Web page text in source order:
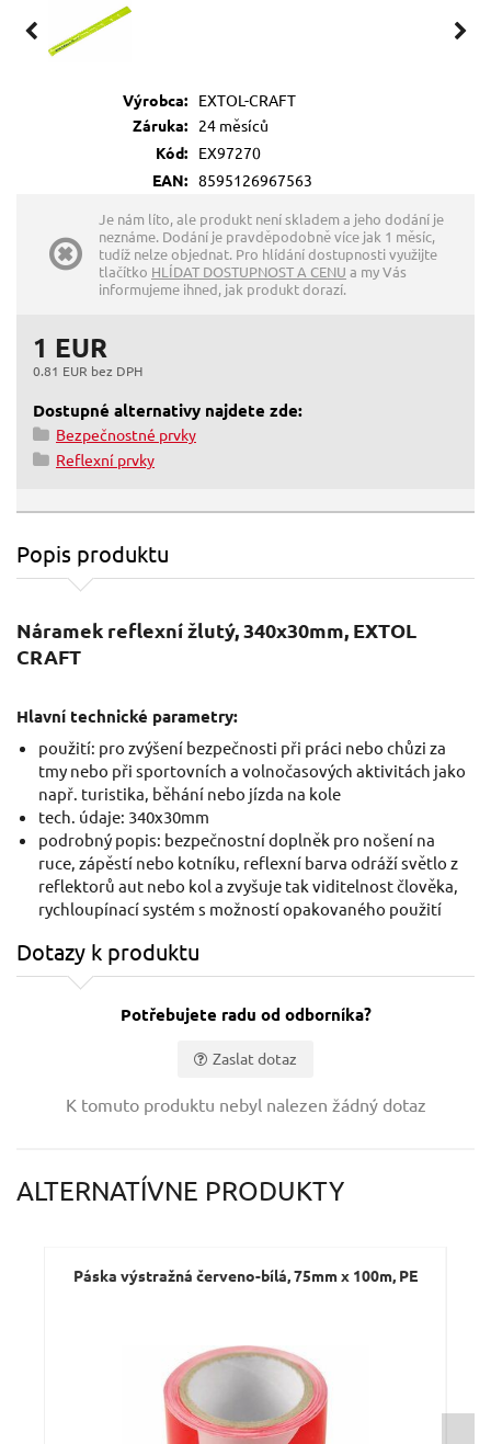
Výrobca:
EXTOL-CRAFT
Záruka:
24 měsíců
Kód:
EX97270
EAN: 8595126967563
Je nám líto, ale produkt není skladem a jeho dodání je
neznáme. Dodání je pravděpodobně více jak 1 měsíc,
tudíž nelze objednat. Pro hlídání dostupnosti využijte
tlačítko HLÍDAT DOSTUPNOST A CENU a my Vás
informujeme ihned, jak produkt dorazí.
1 EUR
0.81 EUR bez DPH
Dostupné alternativy najdete zde:
Bezpečnostné prvky
Reflexní prvky
Popis produktu
Náramek reflexní žlutý, 340x30mm, EXTOL
CRAFT
Hlavní technické parametry:
použití: pro zvýšení bezpečnosti při práci nebo chůzi za
tmy nebo při sportovních a volnočasových aktivitách jako
např. turistika, běhání nebo jízda na kole
tech. údaje: 340x30mm
podrobný popis: bezpečnostní doplněk pro nošení na
ruce, zápěstí nebo kotníku, reflexní barva odráží světlo z
reflektorů aut nebo kol a zvyšuje tak viditelnost člověka,
rychloupínací systém s možností opakovaného použití
Dotazy k produktu
Potřebujete radu od odborníka?
Zaslat dotaz
K tomuto produktu nebyl nalezen žádný dotaz
ALTERNATÍVNE PRODUKTY
Páska výstražná červeno-bílá, 75mm x 100m, PE